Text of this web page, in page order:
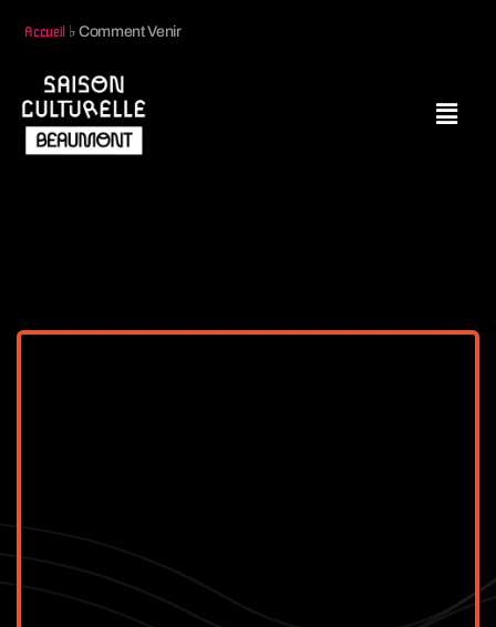
Accueil ♭ Comment Venir